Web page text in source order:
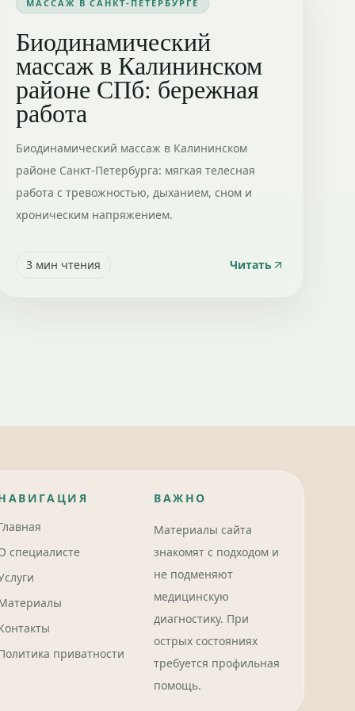
МАССАЖ В САНКТ-ПЕТЕРБУРГЕ
Биодинамический
массаж в Калининском
районе СПб: бережная
работа
Биодинамический массаж в Калининском
районе Санкт-Петербурга: мягкая телесная
работа с тревожностью, дыханием, сном и
хроническим напряжением.
3мин чтения Читать
специалисте
приватности
ВАЖНО
Материалы сайта
знакомят с подходом и
не подменяют
медицинскую
диагностику. При
острых состояниях
требуется профильная
помощь.